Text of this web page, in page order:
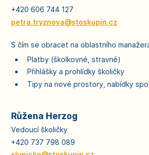
+420 606 744 127
petra.tryznova@stoskupin.cz
S čím se obracet na oblastního
Platby (školkovné, stravné)
Přihlášky a prohlídky školičky
Tipy na nové prostory, nabídky
Růžena Herzog
Vedoucí školičky
+420 737 798 089